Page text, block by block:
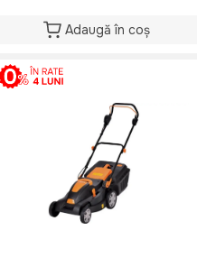
Adaugă în coș